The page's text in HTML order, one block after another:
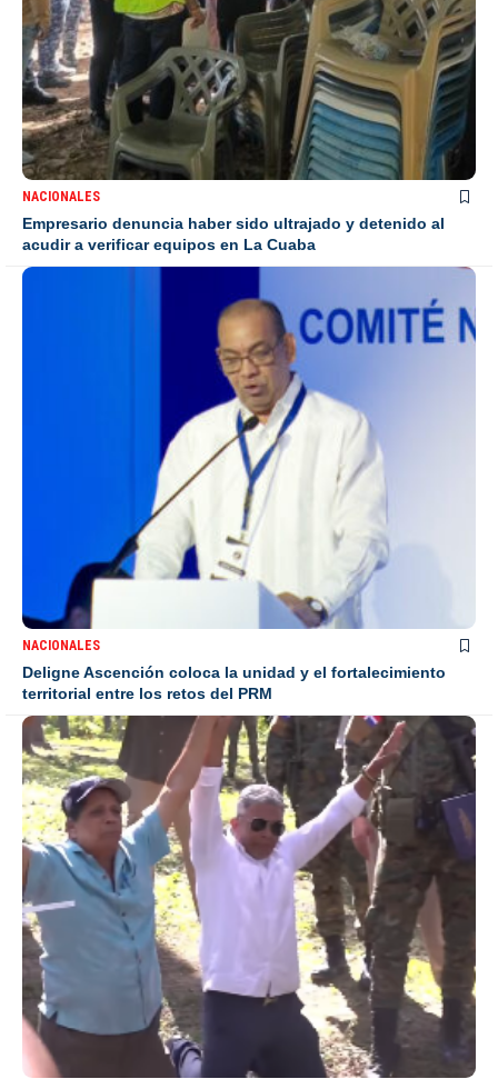
NACIONALES
Empresario denuncia haber sido ultrajado y detenido al
acudir a verificar equipos en La Cuaba
NACIONALES
Deligne Ascención coloca la unidad y el fortalecimiento
territorial entre los retos del PRM